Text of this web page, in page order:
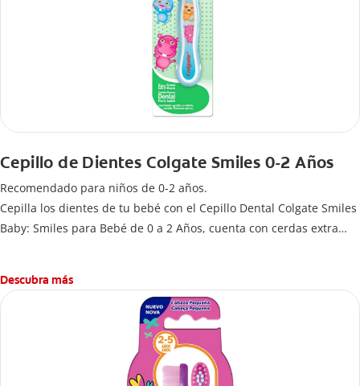
Cepillo de Dientes Colgate Smiles 0-2 Años
Recomendado para niños de 0-2 años.
Cepilla los dientes de tu bebé con el Cepillo Dental Colgate Smiles
Baby: Smiles para Bebé de 0 a 2 Años, cuenta con cerdas extra
Descubra más